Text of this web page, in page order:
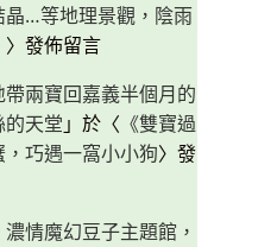
…等地理景觀，陰雨
〉發佈留言
帶兩寶回嘉義半個月的
的天堂 」於〈 《雙寶過
巧遇一窩小小狗〉發
濃情魔幻豆子主題館，